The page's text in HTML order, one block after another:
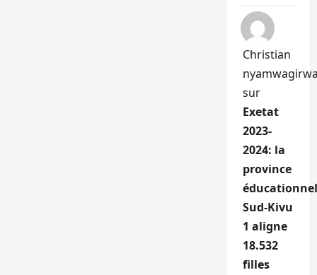
Christian
sur
Exetat
2023-
2024: la
province
Sud-Kivu
1 aligne
18.532
filles